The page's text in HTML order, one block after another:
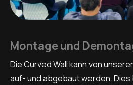
Montage und
Die Curved Wall kann von
auf- und abgebaut werden. Dies